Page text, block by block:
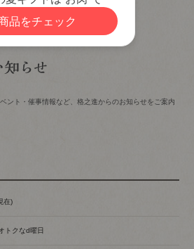
ント・催事情報など、格之進からのお知らせをご案内
在)
トクなd曜日